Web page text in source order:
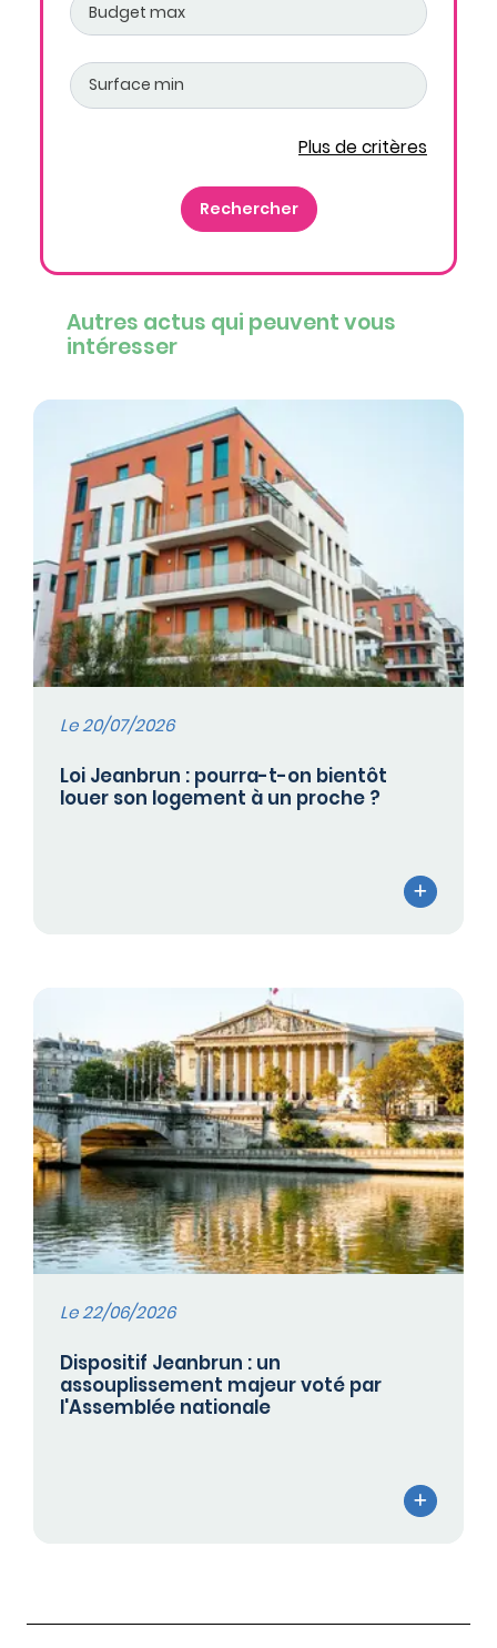
Plus de critères
Autres actus qui peuvent vous
intéresser
Le 20/07/2026
Loi Jeanbrun : pourra-t-on bientôt
louer son logement à un proche ?
Le 22/06/2026
Dispositif Jeanbrun : un
assouplissement majeur voté par
l'Assemblée nationale